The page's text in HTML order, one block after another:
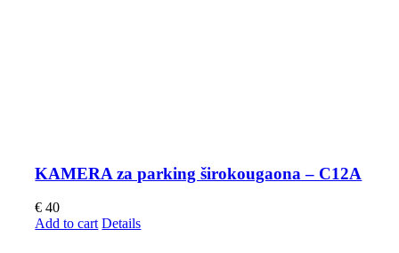
KAMERA za parking širokougaona – C12A
€ 40
Add to cart Details